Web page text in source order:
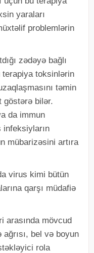
yaraları
problemlərin
zədəyə bağlı
terapiya toksinlərin
təmin
göstərə bilər.
da immun
infeksiyların
mübarizəsini artıra
virus kimi bütün
qarşı müdafiə
arasında mövcud
bel və boyun
rola